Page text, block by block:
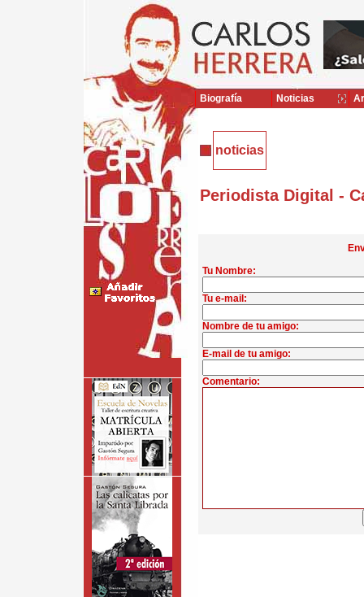
noticias
Periodista Digital -
Tu Nombre:
Tu e-mail:
Nombre de tu amigo:
E-mail de tu amigo:
Comentario:
Biografía Noticias